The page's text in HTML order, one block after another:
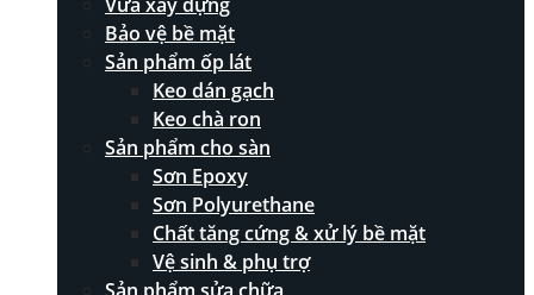
Bảo vệ bề mặt
Sản phẩm ốp lát
Keo dán gạch
Keo chà ron
Sản phẩm cho sàn
Sơn Epoxy
Sơn Polyurethane
Chất tăng cứng & xử lý bề mặt
Vệ sinh & phụ trợ